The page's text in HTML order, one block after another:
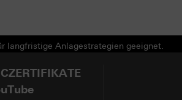
langfristige Anlagestrategien geeignet.